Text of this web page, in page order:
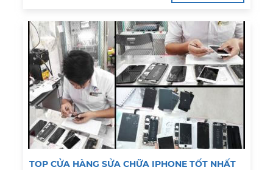
TOP CỬA HÀNG SỬA CHỮA IPHONE TỐT NHẤT